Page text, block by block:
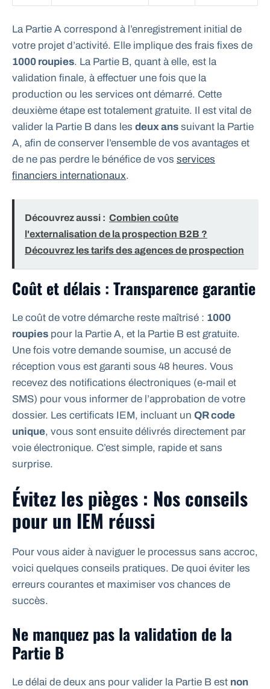
La Partie A correspond à l’enregistrement initial de
votre projet d’activité. Elle implique des frais fixes de
1000 roupies. La Partie B, quant à elle, est la
validation finale, à effectuer une fois que la
production ou les services ont démarré. Cette
deuxième étape est totalement gratuite. Il est vital de
valider la Partie B dans les deux ans suivant la Partie
A, afin de conserver l’ensemble de vos avantages et
de ne pas perdre le bénéfice de vos services
financiers internationaux.
Découvrez aussi : Combien coûte
l'externalisation de la prospection B2B ?
Découvrez les tarifs des agences de prospection
Coût et délais : Transparence garantie
Le coût de votre démarche reste maîtrisé : 1000
roupies pour la Partie A, et la Partie B est gratuite.
Une fois votre demande soumise, un accusé de
réception vous est garanti sous 48 heures. Vous
recevez des notifications électroniques (e-mail et
SMS) pour vous informer de l’approbation de votre
dossier. Les certificats IEM, incluant un QR code
unique, vous sont ensuite délivrés directement par
voie électronique. C’est simple, rapide et sans
surprise.
Évitez les pièges : Nos conseils
pour un IEM réussi
Pour vous aider à naviguer le processus sans accroc,
voici quelques conseils pratiques. De quoi éviter les
erreurs courantes et maximiser vos chances de
succès.
Ne manquez pas la validation de la
Partie B
Le délai de deux ans pour valider la Partie B est non